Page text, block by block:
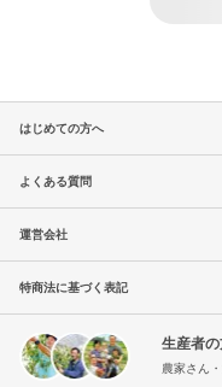
はじめての方へ
よくある質問
運営会社
特商法に基づく表記
生産者
農家さん